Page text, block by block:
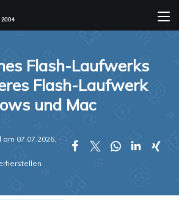
Flash-Laufwerks
Flash-Laufwerk
und Mac
07.07.2026,
    